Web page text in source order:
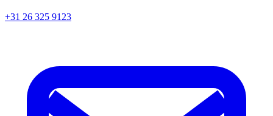
+31 26 325 9123